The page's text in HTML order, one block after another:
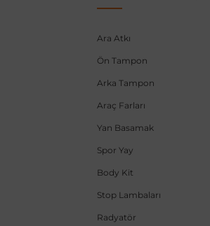
Ara Atkı
Ön Tampon
Arka Tampon
Araç Farları
Yan Basamak
Spor Yay
Body Kit
Stop Lambaları
Radyatör